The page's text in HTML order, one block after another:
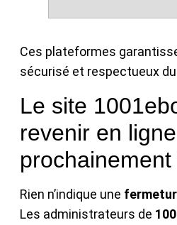
Ces plateformes
sécurisé et respectueux du
Le site
revenir en ligne
prochainement
Rien n’indique une
Les administrateurs de